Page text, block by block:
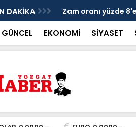
DAKİKA Zam oranı yüzde
GÜNCEL EKONOMİ SİYASET